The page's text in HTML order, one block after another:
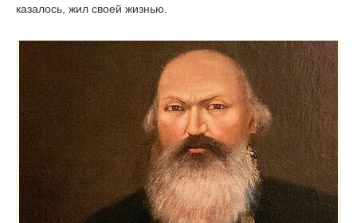
казалось, жил своей жизнью.